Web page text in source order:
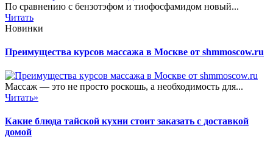
По сравнению с бензотэфом и тиофосфамидом новый...
Читать
Новинки
Преимущества курсов массажа в Москве от shmmoscow.ru
Массаж — это не просто роскошь, а необходимость для...
Читать»
Какие блюда тайской кухни стоит заказать с доставкой
домой